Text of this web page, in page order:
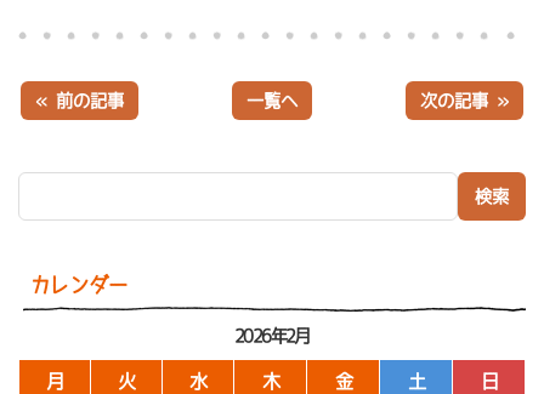
カレンダー
2026年2月
月 火 水 木 金 土 日
« 前の記事 一覧へ 次の記事 »